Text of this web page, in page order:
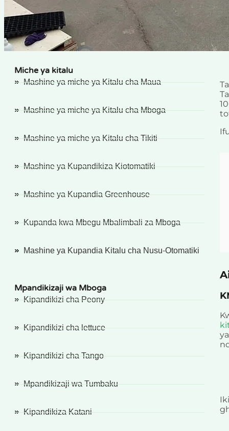
Miche ya kitalu
Mashine ya miche ya Kitalu cha Maua
Mashine ya miche ya Kitalu cha Mboga
Mashine ya miche ya Kitalu cha Tikiti
Mashine ya Kupandikiza Kiotomatiki
Mashine ya Kupandia Greenhouse
Kupanda kwa Mbegu Mbalimbali za Mboga
Mashine ya Kupandia Kitalu cha Nusu-Otomatiki
Mpandikizaji wa Mboga
Kipandikizi cha Peony
Kipandikizi cha lettuce
Kipandikizi cha Tango
Mpandikizaji wa Tumbaku
Kipandikiza Katani